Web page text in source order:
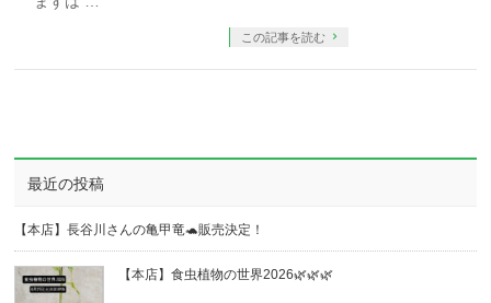
この記事を読む
最近の投稿
【本店】長谷川さんの亀甲竜🐢販売決定！
【本店】食虫植物の世界2026🌿🌿🌿